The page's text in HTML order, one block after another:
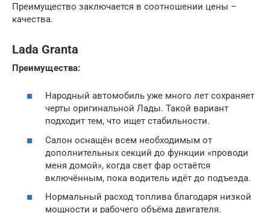
Преимущество заключается в соотношении цены –
качества.
Lada Granta
Преимущества:
Народный автомобиль уже много лет сохраняет
черты оригинальной Лады. Такой вариант
подходит тем, что ищет стабильности.
Салон оснащён всем необходимым от
дополнительных секций до функции «проводи
меня домой», когда свет фар остаётся
включённым, пока водитель идёт до подъезда.
Нормальный расход топлива благодаря низкой
мощности и рабочего объёма двигателя.